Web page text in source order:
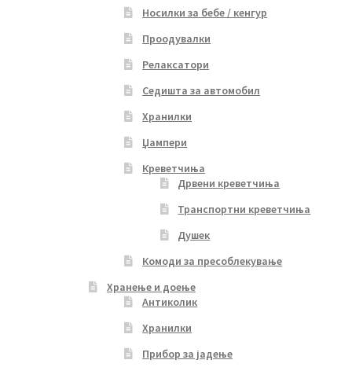
Носилки за бебе / кенгур
Проодувалки
Релаксатори
Седишта за автомобил
Хранилки
Џампери
Креветчиња
Дрвени креветчиња
Транспортни креветчиња
Душек
Комоди за пресоблекување
Хранење и доење
Антиколик
Хранилки
Прибор за јадење